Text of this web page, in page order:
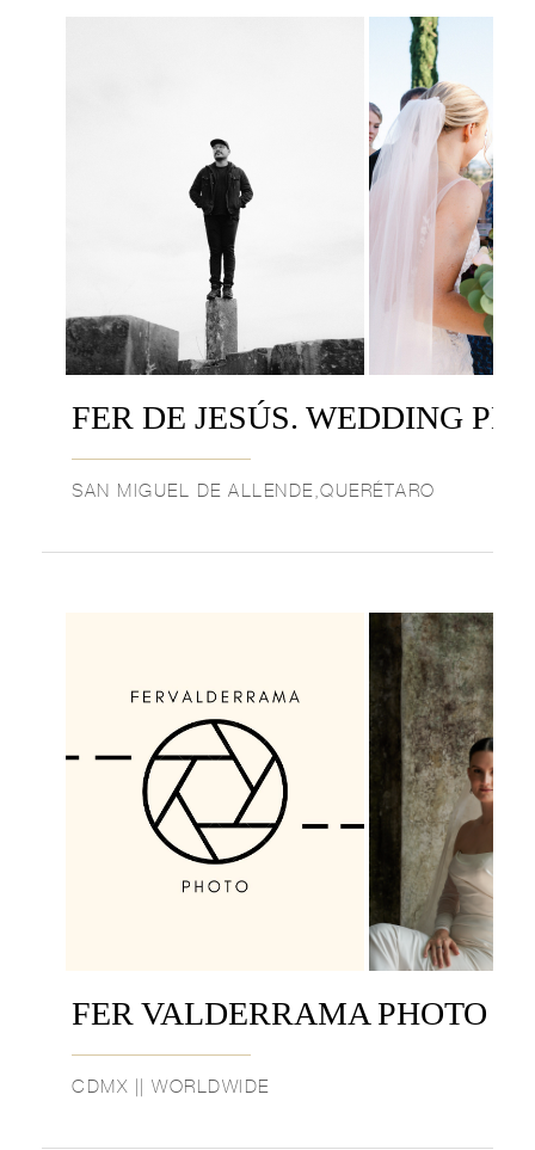
FER DE JESÚS. WEDDING
SAN MIGUEL DE ALLENDE,QUERÉTARO
FER VALDERRAMA PHOTO
CDMX || WORLDWIDE